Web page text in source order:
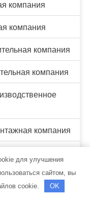
компания
компания
компания
компания
компания
компания
для улучшения
сайтом, вы
cookie.
OK